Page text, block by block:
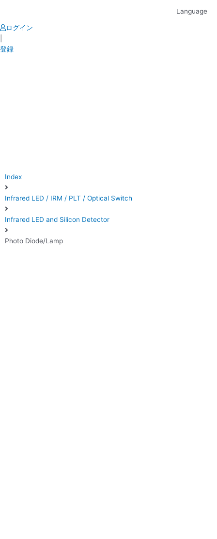
content
Language
ログイン
登録
Index
Infrared LED / IRM / PLT / Optical Switch
Infrared LED and Silicon Detector
Photo Diode/Lamp